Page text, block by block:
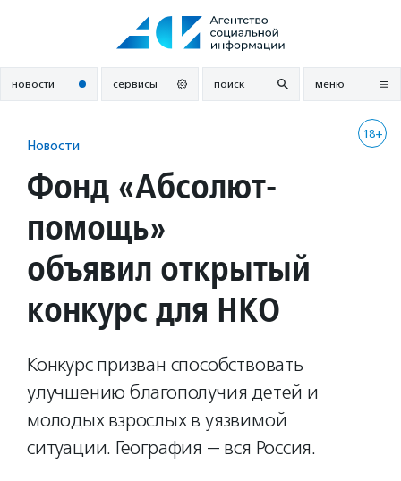
новости сервисы поиск меню
18+
Новости
Фонд «Абсолют-
помощь»
объявил открытый
конкурс для НКО
Конкурс призван способствовать
улучшению благополучия детей и
молодых взрослых в уязвимой
ситуации. География — вся Россия.